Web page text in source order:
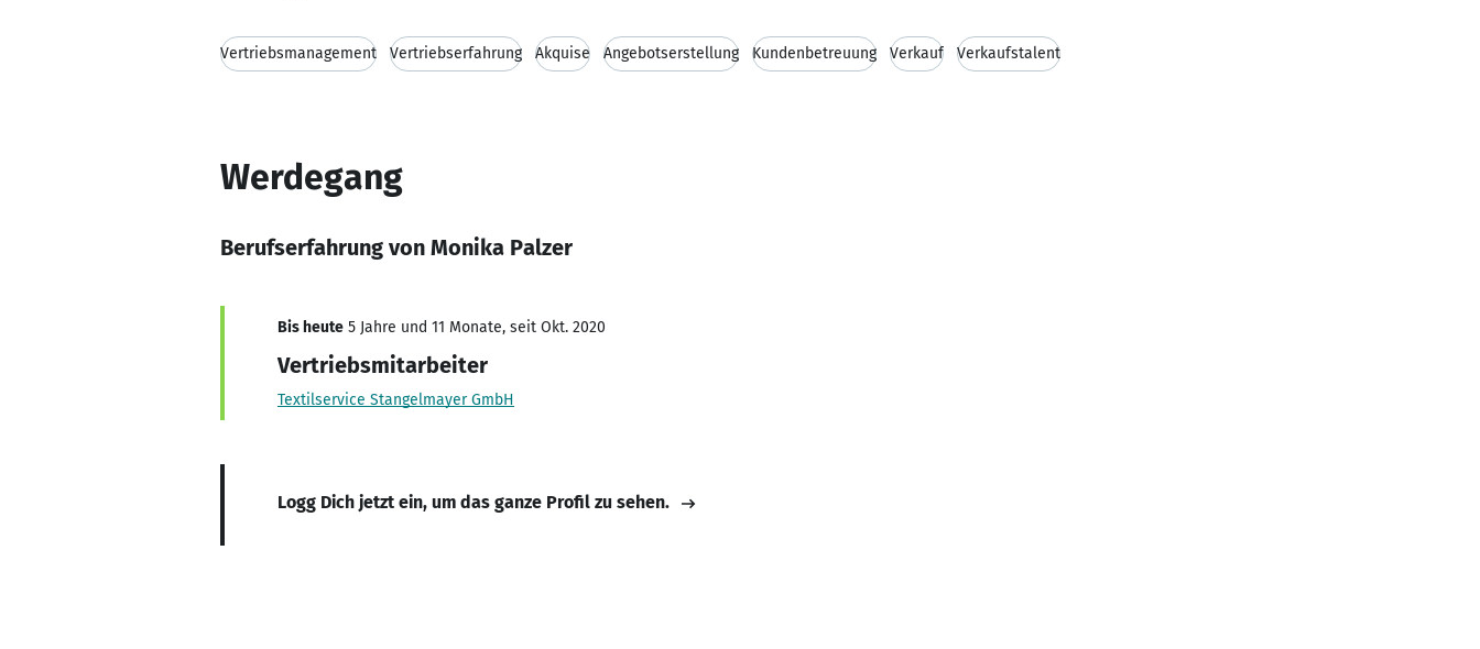
Vertriebsmanagement Vertriebserfahrung Akquise Angebotserstellung Kundenbetreuung Verkauf Verkaufstalent
Werdegang
Berufserfahrung von Monika Palzer
Bis heute 5 Jahre und 11 Monate, seit Okt. 2020
Vertriebsmitarbeiter
Textilservice Stangelmayer GmbH
Logg Dich jetzt ein, um das ganze Profil zu sehen.